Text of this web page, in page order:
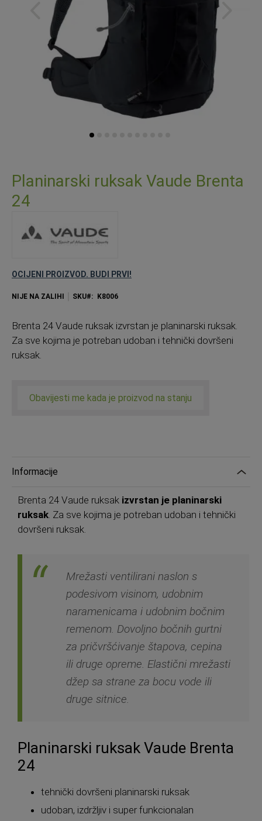
to
the
beginning
images
Planinarski ruksak Vaude Brenta
24
OCIJENI PROIZVOD. BUDI PRVI!
NIJE NA ZALIHI SKU K8006
Brenta 24 Vaude ruksak izvrstan je planinarski ruksak.
Za sve kojima je potreban udoban i tehnički dovršeni
ruksak.
Obavijesti me kada je proizvod na stanju
Informacije
Brenta 24 Vaude ruksak izvrstan je planinarski
ruksak. Za sve kojima je potreban udoban i tehnički
dovršeni ruksak.
Mrežasti ventilirani naslon s
podesivom visinom, udobnim
naramenicama i udobnim bočnim
remenom. Dovoljno bočnih gurtni
za pričvršćivanje štapova, cepina
ili druge opreme. Elastični mrežasti
džep sa strane za bocu vode ili
druge sitnice.
Planinarski ruksak Vaude Brenta
24
tehnički dovršeni planinarski ruksak
udoban, izdržljiv i super funkcionalan